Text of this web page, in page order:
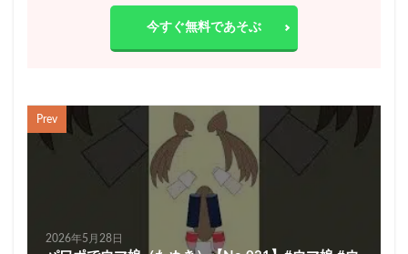
今すぐ無料であそぶ
Prev
2026年5月28日